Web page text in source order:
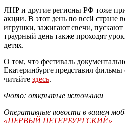
ЛНР и другие регионы РФ тоже
акции. В этот день по всей стране
игрушки, зажигают свечи, пускают
траурный день также проходят
детях.
О том, что фестиваль
Екатеринбурге представил фильмы
читайте здесь.
Фото: открытые источники
Оперативные новости в вашем
«ПЕРВЫЙ ПЕТЕРБУРГСКИЙ»